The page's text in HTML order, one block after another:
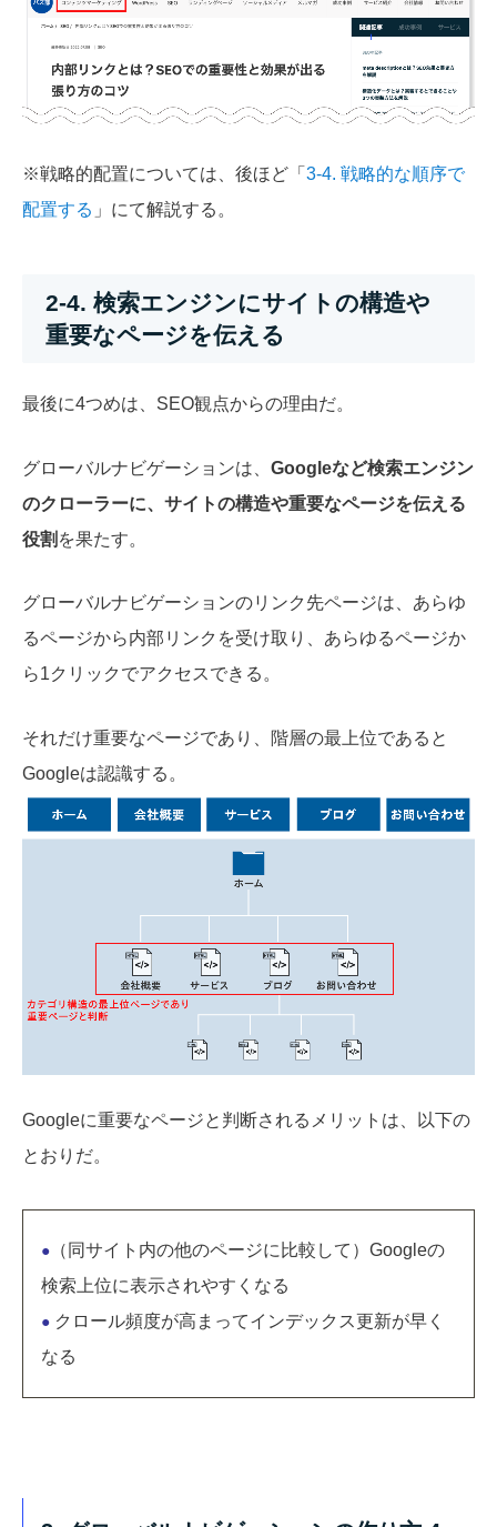
※戦略的配置については、後ほど「 3-4. 戦略的な順序で
配置する 」にて解説する。
2-4. 検索エンジンにサイトの構造や
重要なページを伝える
最後に4つめは、SEO観点からの理由だ。
グローバルナビゲーションは、 Googleなど検索エンジン
のクローラーに、サイトの構造や重要なページを伝える
役割 を果たす。
グローバルナビゲーションのリンク先ページは、あらゆ
るページから内部リンクを受け取り、あらゆるページか
ら1クリックでアクセスできる。
それだけ重要なページであり、階層の最上位であると
Googleは認識する。
Googleに重要なページと判断されるメリットは、以下の
とおりだ。
● （同サイト内の他のページに比較して）Googleの
検索上位に表示されやすくなる
● クロール頻度が高まってインデックス更新が早く
なる